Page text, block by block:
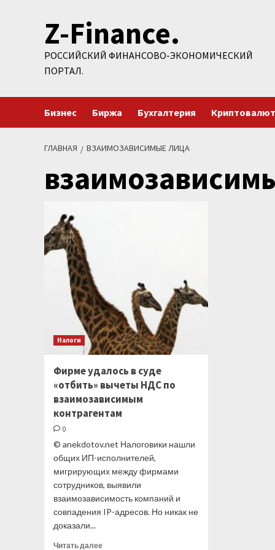
содержимомуZ-Finance.
РОССИЙСКИЙ ФИНАНСОВО-ЭКОНОМИЧЕСКИЙ
ПОРТАЛ.
Бизнес Биржа Бухгалтерия
ГЛАВНАЯ ВЗАИМОЗАВИСИМЫЕ ЛИЦА
Налоги
Фирме удалось в суде
«отбить» вычеты НДС по
взаимозависимым
контрагентам
0
© anekdotov.net Налоговики нашли
общих ИП-исполнителей,
мигрирующих между фирмами
сотрудников, выявили
взаимозависимость компаний и
совпадения IP-адресов. Но никак не
доказали...
Читать далееПрочитать